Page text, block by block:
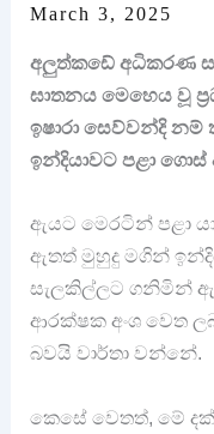
March 3, 2025
අලුත්කඩේ අධිකරණ
ඝාතනය මෙහෙය වූ
ඉෂාරා සෙව්වන්දි
ඉන්දියාවට පළා
ඇයට මෙරටින් පළා
ඇතත් මුහුදු මගින්
සැලකිල්ලට ගනිමින්
ආරක්ෂක අංශ වෙත
බවයි වාර්තා වන්නේ.
කෙසේ වෙතත්, මේ